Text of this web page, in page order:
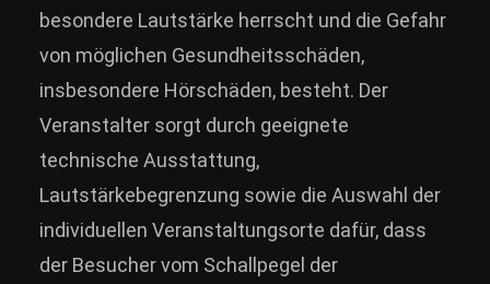
besondere Lautstärke herrscht und die Gefahr
von möglichen Gesundheitsschäden,
insbesondere Hörschäden, besteht. Der
Veranstalter sorgt durch geeignete
technische Ausstattung,
Lautstärkebegrenzung sowie die Auswahl der
individuellen Veranstaltungsorte dafür, dass
der Besucher vom Schallpegel der